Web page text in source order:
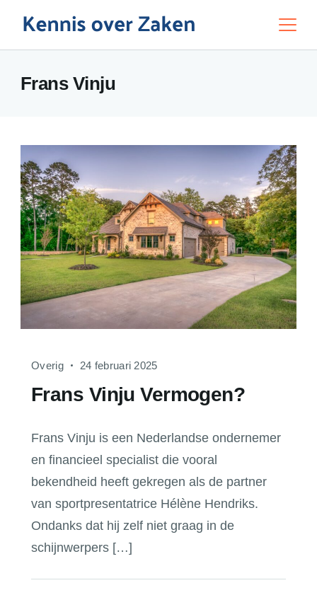
contentEducation
Frans Vinju
Overig 24 februari 2025
Frans Vinju Vermogen?
Frans Vinju is een Nederlandse ondernemer
en financieel specialist die vooral
bekendheid heeft gekregen als de partner
van sportpresentatrice Hélène Hendriks.
Ondanks dat hij zelf niet graag in de
schijnwerpers […]